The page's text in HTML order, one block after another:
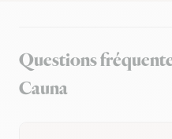
Questions
Cauna